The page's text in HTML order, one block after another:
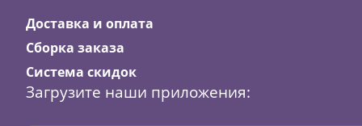
Доставка и оплата
Сборка заказа
Система скидок
Загрузите наши приложения: